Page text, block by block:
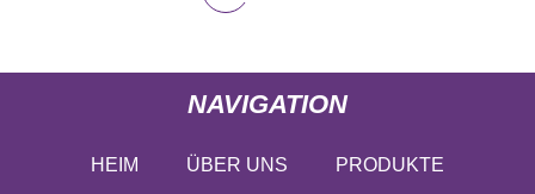
NAVIGATION
HEIM ÜBER UNS PRODUKTE